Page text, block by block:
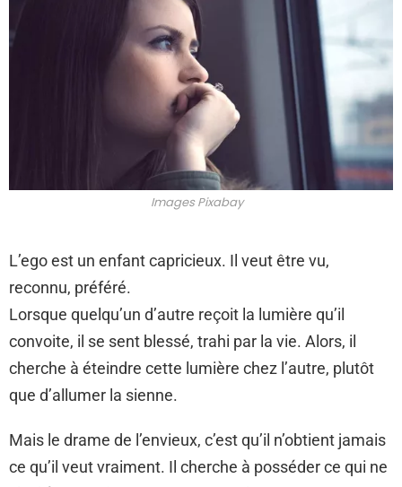
Images Pixabay
L’ego est un enfant capricieux. Il veut être vu,
reconnu, préféré.
Lorsque quelqu’un d’autre reçoit la lumière qu’il
convoite, il se sent blessé, trahi par la vie. Alors, il
cherche à éteindre cette lumière chez l’autre, plutôt
que d’allumer la sienne.
Mais le drame de l’envieux, c’est qu’il n’obtient jamais
ce qu’il veut vraiment. Il cherche à posséder ce qui ne